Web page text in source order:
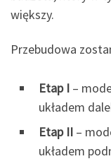
większy.
Przebudowa
Etap I –
układem
Etap II –
układem